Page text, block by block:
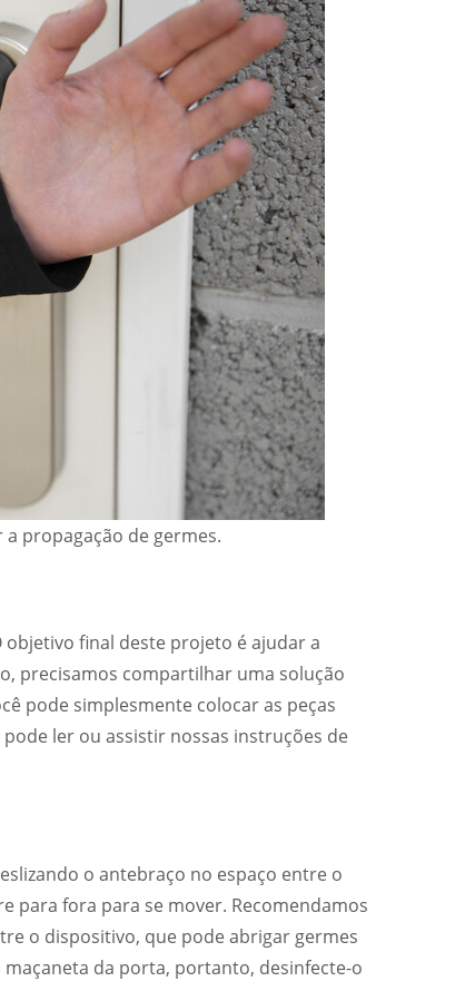
propagação de germes.
final deste projeto é ajudar a
precisamos compartilhar uma solução
pode simplesmente colocar as peças
ler ou assistir nossas instruções de
o antebraço no espaço entre o
para fora para se mover. Recomendamos
o dispositivo, que pode abrigar germes
da porta, portanto, desinfecte-o